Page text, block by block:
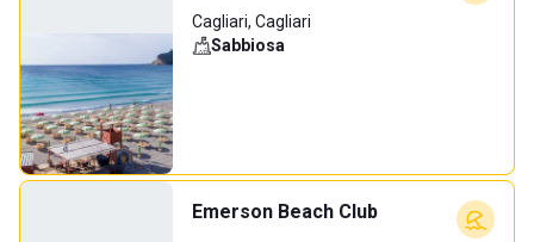
Cagliari, Cagliari
Sabbiosa
Emerson Beach Club